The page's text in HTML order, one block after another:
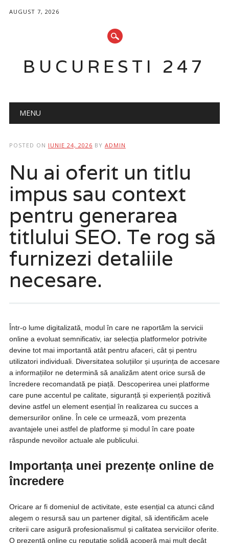
AUGUST 7, 2026
BUCURESTI 247
Main menu
MENU
POSTED ON IUNIE 24, 2026 BY ADMIN
Nu ai oferit un titlu
impus sau context
pentru generarea
titlului SEO. Te rog să
furnizezi detaliile
necesare.
Într-o lume digitalizată, modul în care ne raportăm la servicii
online a evoluat semnificativ, iar selecția platformelor potrivite
devine tot mai importantă atât pentru afaceri, cât și pentru
utilizatori individuali. Diversitatea soluțiilor și ușurința de accesare
a informațiilor ne determină să analizăm atent orice sursă de
încredere recomandată pe piață. Descoperirea unei platforme
care pune accentul pe calitate, siguranță și experiență pozitivă
devine astfel un element esențial în realizarea cu succes a
demersurilor online. În cele ce urmează, vom prezenta
avantajele unei astfel de platforme și modul în care poate
răspunde nevoilor actuale ale publicului.
Importanța unei prezențe online de
încredere
Oricare ar fi domeniul de activitate, este esențial ca atunci când
alegem o resursă sau un partener digital, să identificăm acele
criterii care asigură profesionalismul și calitatea serviciilor oferite.
O prezență online cu reputație solidă acoperă mai mult decât